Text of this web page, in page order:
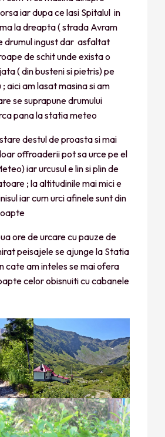
iar dupa ce lasi Spitalul in
la dreapta ( strada Avram
drumul ingust dar asfaltat
de schit unde exista o
( din busteni si pietris) pe
; aici am lasat masina si am
se suprapune drumului
pana la statia meteo
destul de proasta si mai
offroaderii pot sa urce pe el
iar urcusul e lin si plin de
; la altitudinile mai mici e
iar cum urci afinele sunt din
ore de urcare cu pauze de
peisajele se ajunge la Statia
cate am inteles se mai ofera
celor obisnuiti cu cabanele